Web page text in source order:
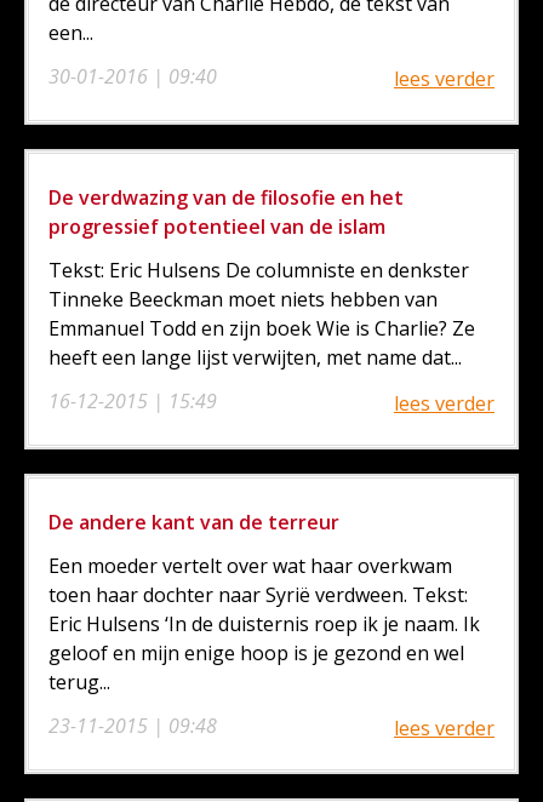
30-01-2016 | 09:40
een...
lees verder
De verdwazing van de filosofie en het
progressief potentieel van de islam
16-12-2015 | 15:49
Tekst: Eric Hulsens De columniste en denkster
Tinneke Beeckman moet niets hebben van
Emmanuel Todd en zijn boek Wie is Charlie? Ze
heeft een lange lijst verwijten, met name dat...
lees verder
De andere kant van de terreur
23-11-2015 | 09:48
Een moeder vertelt over wat haar overkwam
toen haar dochter naar Syrië verdween. Tekst:
Eric Hulsens ‘In de duisternis roep ik je naam. Ik
geloof en mijn enige hoop is je gezond en wel
terug...
lees verder